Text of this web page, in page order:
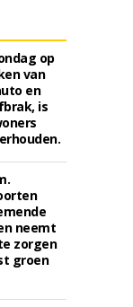
op
van
en
is
neemt
zorgen
groen